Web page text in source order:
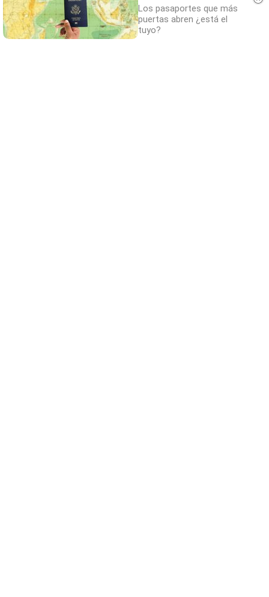
Los pasaportes que más
puertas abren ¿está el
tuyo?